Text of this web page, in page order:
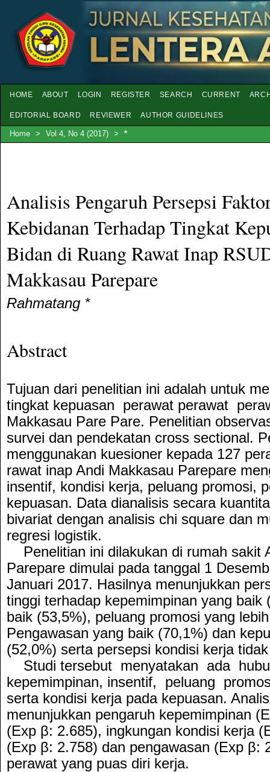
HOME ABOUT LOGIN REGISTER SEARCH CURRENT
EDITORIAL BOARD REVIEWER AUTHOR GUIDELINES
Home > Vol 4, No 4 (2017) > *
Analisis Pengaruh Persepsi
Kebidanan Terhadap Tingkat
Bidan di Ruang Rawat Inap
Makkasau Parepare
Rahmatang *
Abstract
Tujuan dari penelitian ini adalah untuk
tingkat kepuasan perawat perawat
Makkasau Pare Pare. Penelitian
survei dan pendekatan cross sectional.
menggunakan kuesioner kepada 127
rawat inap Andi Makkasau Parepare
insentif, kondisi kerja, peluang promosi,
kepuasan. Data dianalisis secara
bivariat dengan analisis chi square dan
regresi logistik.
Penelitian ini dilakukan di rumah sakit
Parepare dimulai pada tanggal 1
Januari 2017. Hasilnya menunjukkan
tinggi terhadap kepemimpinan yang baik
baik (53,5%), peluang promosi yang
Pengawasan yang baik (70,1%) dan
(52,0%) serta persepsi kondisi kerja
Studi tersebut menyatakan ada
kepemimpinan, insentif, peluang
serta kondisi kerja pada kepuasan.
menunjukkan pengaruh kepemimpinan
(Exp β: 2.685), ingkungan kondisi kerja
(Exp β: 2.758) dan pengawasan (Exp β:
perawat yang puas diri kerja.